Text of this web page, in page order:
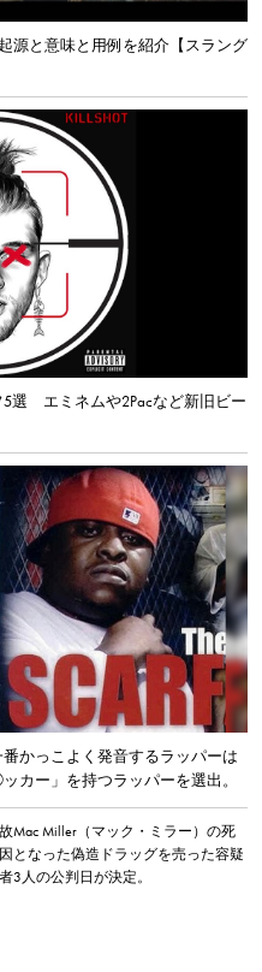
源と意味と用例を紹介【スラング
選 エミネムや2Pacなど新旧ビー
かっこよく発音するラッパーは
カー」を持つラッパーを選出。
故Mac Miller（マック・ミラー）の死
因となった偽造ドラッグを売った容疑
者3人の公判日が決定。